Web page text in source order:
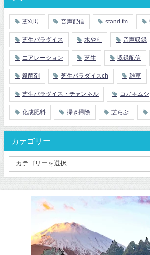
芝刈り 音声配信 stand.fm
芝生パラダイス 水やり 音声収録
エアレーション 芝生 収録配信
殺菌剤 芝生パラダイスch 雑草
芝生パラダイス・チャンネル コガネムシ
化成肥料 掃き掃除 芝らぶ
カテゴリー